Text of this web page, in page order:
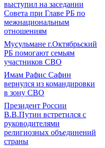
выступил на заседании
Совета при Главе РБ по
межнациональным
отношениям
Мусульмане г.Октябрьский
РБ помогают семьям
участников СВО
Имам Рафис Сафин
вернулся из командировки
в зону СВО
Президент России
В.В.Путин встретился с
руководителями
религиозных объединений
страны